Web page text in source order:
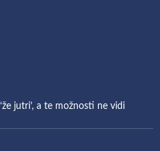
jutri’, a te možnosti ne vidi